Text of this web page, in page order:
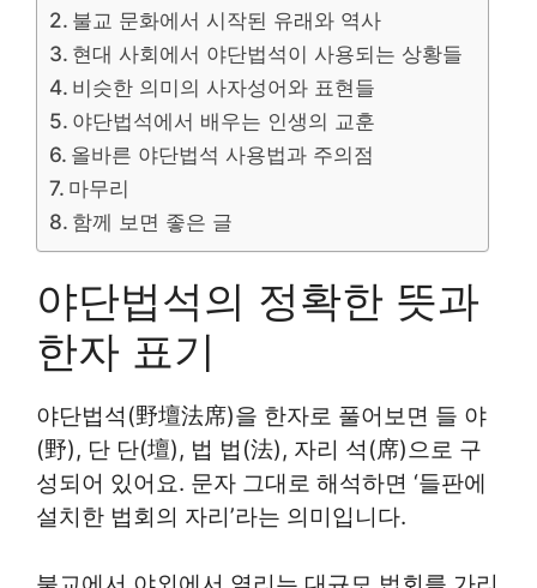
불교 문화에서 시작된 유래와 역사
현대 사회에서 야단법석이 사용되는 상황들
비슷한 의미의 사자성어와 표현들
야단법석에서 배우는 인생의 교훈
올바른 야단법석 사용법과 주의점
마무리
함께 보면 좋은 글
야단법석의 정확한 뜻과
한자 표기
야단법석(野壇法席)을 한자로 풀어보면 들 야
(野), 단 단(壇), 법 법(法), 자리 석(席)으로 구
성되어 있어요. 문자 그대로 해석하면 ‘들판에
설치한 법회의 자리’라는 의미입니다.